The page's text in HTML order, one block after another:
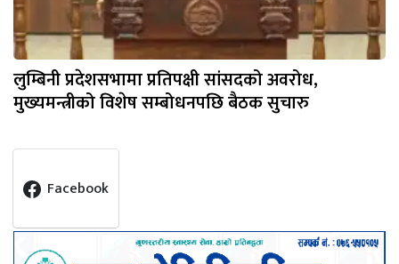
लुम्बिनी प्रदेशसभामा प्रतिपक्षी सांसदको अवरोध,
मुख्यमन्त्रीको विशेष सम्बोधनपछि बैठक सुचारु
Facebook